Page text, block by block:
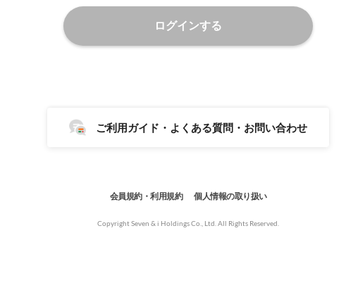
ログインする
ご利用ガイド・よくある質問・お問い合わせ
会員規約・利用規約 個人情報の取り扱い
Copyright Seven & i Holdings Co., Ltd. All Rights Reserved.